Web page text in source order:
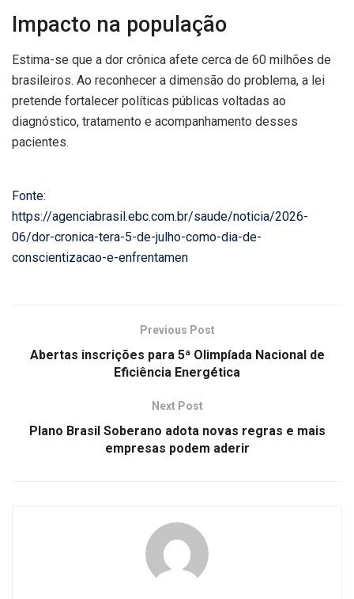
Impacto na população
Estima-se que a dor crônica afete cerca de 60 milhões de
brasileiros. Ao reconhecer a dimensão do problema, a lei
pretende fortalecer políticas públicas voltadas ao
diagnóstico, tratamento e acompanhamento desses
pacientes.
Fonte:
https://agenciabrasil.ebc.com.br/saude/noticia/2026-
06/dor-cronica-tera-5-de-julho-como-dia-de-
conscientizacao-e-enfrentamen
Previous Post
Abertas inscrições para 5ª Olimpíada Nacional de
Eficiência Energética
Next Post
Plano Brasil Soberano adota novas regras e mais
empresas podem aderir